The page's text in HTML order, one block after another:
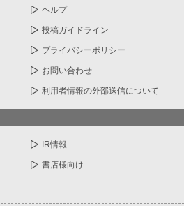
ヘルプ
投稿ガイドライン
プライバシーポリシー
お問い合わせ
利用者情報の外部送信について
IR情報
書店様向け